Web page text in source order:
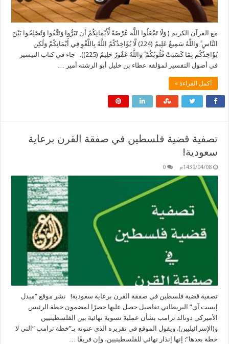
مع القرآن الكريم ( وَلَا تَجْعَلُوا اللَّهَ عُرْضَةً لِّأَيْمَانِكُمْ أَن تَبَرُّوا وَتَتَّقُوا وَتُصْلِحُوا بَيْنَ
النَّاسِ ۗ وَاللَّهُ سَمِيعٌ عَلِيمٌ (224) لَّا يُؤَاخِذُكُمُ اللَّهُ بِاللَّغْوِ فِي أَيْمَانِكُمْ وَلَٰكِن
يُؤَاخِذُكُم بِمَا كَسَبَتْ قُلُوبُكُمْ ۗ وَاللَّهُ غَفُورٌ حَلِيمٌ (225)). جاء في كتاب التيسير
في أصول التفسير لمؤلفه عطاء بن خليل أبو الرشته أمير …
أكمل القراءة »
تصفية قضية فلسطين في صفقة القرن برعاية
سعودية!
1439/04/08م 0
تصفية قضية فلسطين في صفقة القرن برعاية سعودية! نشر موقع “ميدل
إيست آي” البريطاني تفاصيل حصل عليها حصرًا لمضمون خطة الرئيس
الأميركي دونالد ترامب بشأن عملية تسوية نهائية بين الفلسطينيين
و(الإسرائيليين). ويقول الموقع في تقريره الذي عنونه بـ”خطة ترامب “التي لا
خطة بعدها”: إنها إنذار نهائي للفلسطينيين، وإن فريقًا …